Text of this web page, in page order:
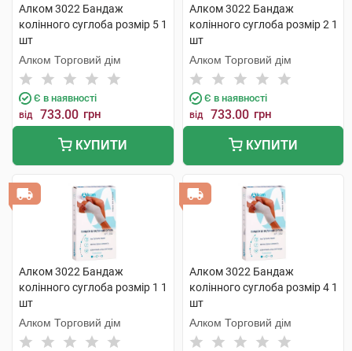
Алком 3022 Бандаж
колінного суглоба розмір 5 1
шт
Алком Торговий дім
Є в наявності
від 733.00 грн
КУПИТИ
Алком 3022 Бандаж
колінного суглоба розмір 2 1
шт
Алком Торговий дім
Є в наявності
від 733.00 грн
КУПИТИ
Алком 3022 Бандаж
колінного суглоба розмір 1 1
шт
Алком Торговий дім
Алком 3022 Бандаж
колінного суглоба розмір 4 1
шт
Алком Торговий дім